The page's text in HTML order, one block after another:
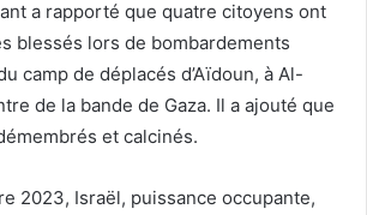
a rapporté que quatre citoyens ont
blessés lors de bombardements
camp de déplacés d’Aïdoun, à Al-
de la bande de Gaza. Il a ajouté que
et calcinés.
2023, Israël, puissance occupante,